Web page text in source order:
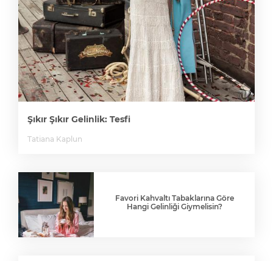
Şıkır Şıkır Gelinlik: Tesfi
Tatiana Kaplun
Favori Kahvaltı Tabaklarına Göre
Hangi Gelinliği Giymelisin?